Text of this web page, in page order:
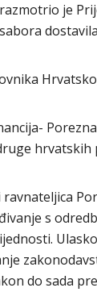
je
hrvatskih
s
do sada